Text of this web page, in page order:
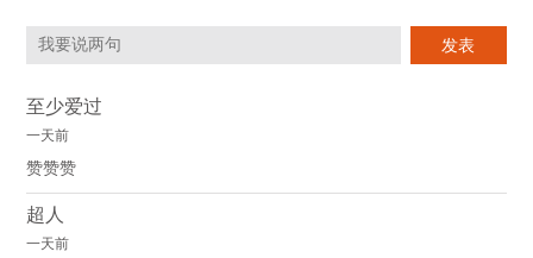
至少爱过
一天前
赞赞赞
超人
一天前